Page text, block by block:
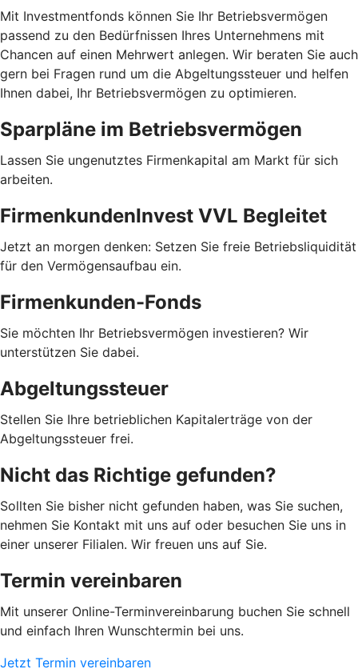
Mit Investmentfonds können Sie Ihr Betriebsvermögen
passend zu den Bedürfnissen Ihres Unternehmens mit
Chancen auf einen Mehrwert anlegen. Wir beraten Sie auch
gern bei Fragen rund um die Abgeltungssteuer und helfen
Ihnen dabei, Ihr Betriebsvermögen zu optimieren.
Sparpläne im Betriebsvermögen
Lassen Sie ungenutztes Firmenkapital am Markt für sich
arbeiten.
FirmenkundenInvest VVL Begleitet
Jetzt an morgen denken: Setzen Sie freie Betriebsliquidität
für den Vermögensaufbau ein.
Firmenkunden-Fonds
Sie möchten Ihr Betriebsvermögen investieren? Wir
unterstützen Sie dabei.
Abgeltungssteuer
Stellen Sie Ihre betrieblichen Kapitalerträge von der
Abgeltungssteuer frei.
Nicht das Richtige gefunden?
Sollten Sie bisher nicht gefunden haben, was Sie suchen,
nehmen Sie Kontakt mit uns auf oder besuchen Sie uns in
einer unserer Filialen. Wir freuen uns auf Sie.
Termin vereinbaren
Mit unserer Online-Terminvereinbarung buchen Sie schnell
und einfach Ihren Wunschtermin bei uns.
Jetzt Termin vereinbaren